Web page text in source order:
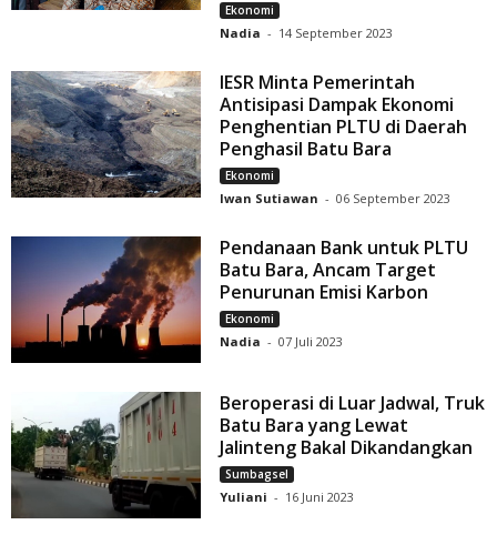
Ekonomi
Nadia - 14 September 2023
IESR Minta Pemerintah
Antisipasi Dampak Ekonomi
Penghentian PLTU di Daerah
Penghasil Batu Bara
Ekonomi
Iwan Sutiawan - 06 September 2023
Pendanaan Bank untuk PLTU
Batu Bara, Ancam Target
Penurunan Emisi Karbon
Ekonomi
Nadia - 07 Juli 2023
Beroperasi di Luar Jadwal, Truk
Batu Bara yang Lewat
Jalinteng Bakal Dikandangkan
Sumbagsel
Yuliani - 16 Juni 2023